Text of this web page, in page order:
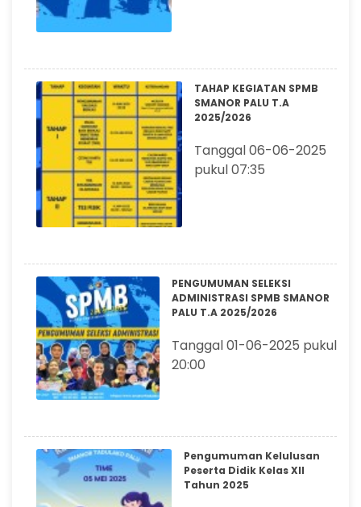
TAHAP KEGIATAN SPMB
SMANOR PALU T.A
2025/2026
Tanggal 06-06-2025
pukul 07:35
PENGUMUMAN SELEKSI
ADMINISTRASI SPMB SMANOR
PALU T.A 2025/2026
Tanggal 01-06-2025 pukul
20:00
Pengumuman Kelulusan
Peserta Didik Kelas XII
Tahun 2025